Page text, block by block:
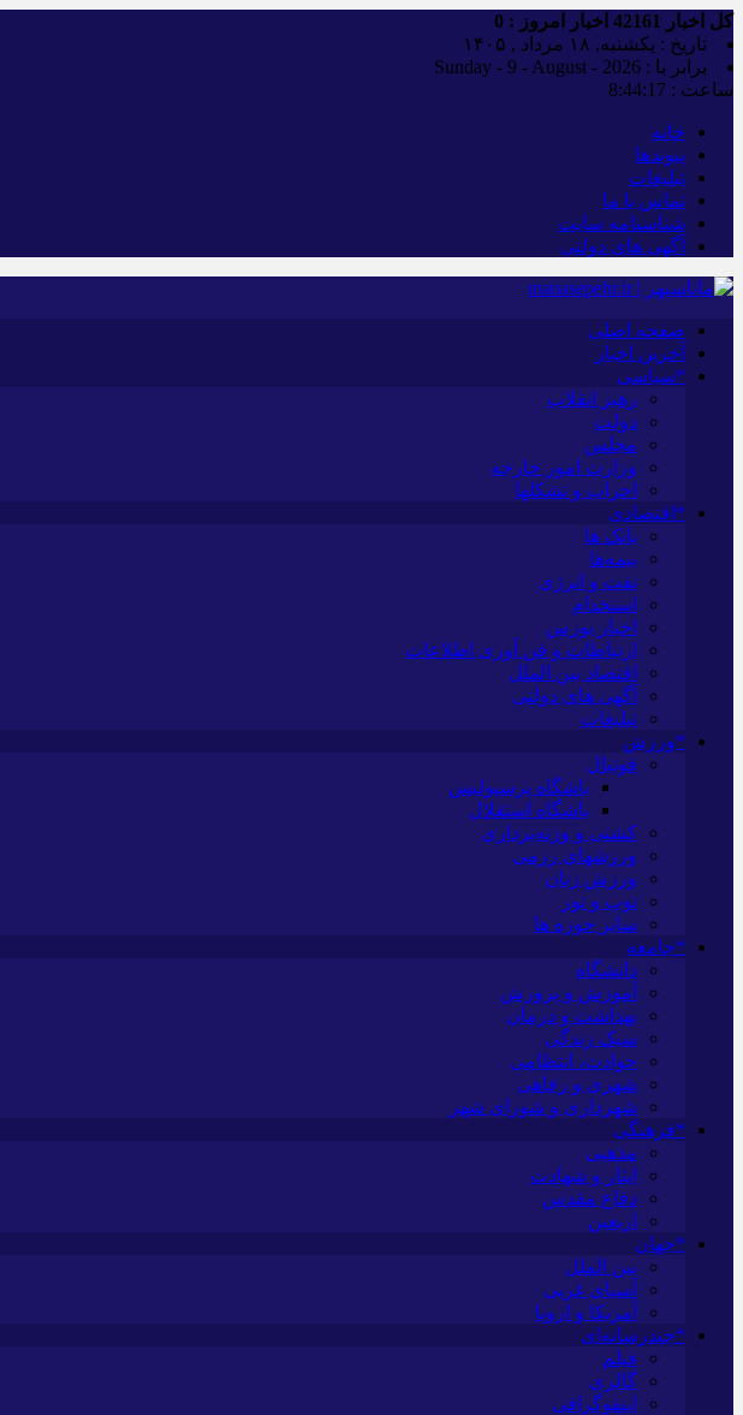
کل اخبار اخبار امروز : 0
تاریخ : یکشنبه, ۱۸ مرداد , ۱۴۰۵
برابر با : Sunday - 9 - August - 2026
ساعت : 8:44:18
خانه
پیوندها
تبلیغات
تماس با ما
شناسنامه سایت
آگهی های دولتی
صفحه اصلی
آخرین اخبار
*سیاسی
رهبر انقلاب
دولت
مجلس
وزارت امور خارجه
احزاب و تشکلها
*اقتصادی
بانک ها
بیمه‌ها
نفت و انرژی
استخدام
اخبار بورس
ارتباطات و فن آوری اطلاعات
اقتصاد بین الملل
آگهی های دولتی
تبلیغات
*ورزش
فوتبال
باشگاه پرسپولیس
باشگاه استقلال
کشتی و وزنه‌برداری
ورزشهای رزمی
ورزش زنان
توپ و تور
سایر حوزه ها
*جامعه
دانشگاه
آموزش و پرورش
بهداشت و درمان
سبک زندگی
حوادث، انتظامی
شهری و رفاهی
شهرداری و شورای شهر
*فرهنگی
مذهبی
ایثار و شهادت
دفاع مقدس
اربعین
*جهان
بین الملل
آسیای غربی
آمریکا و اروپا
*چندرسانه‌ای
فیلم
گالری
اینفوگرافی